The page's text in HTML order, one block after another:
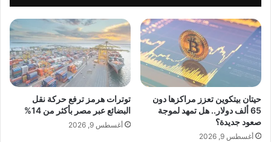
ر
ي
ة
ش
ه
أ
ر
م
ن
ا
س
ل
ا
—
ح
ي
حيتان بيتكوين تعزز مراكزها دون
65 ألف دولار.. هل تمهد لموجة
صعود جديدة؟
أغسطس 9, 2026
توترات هرمز ترفع حركة نقل
البضائع عبر مصر بأكثر من 14%
أغسطس 9, 2026